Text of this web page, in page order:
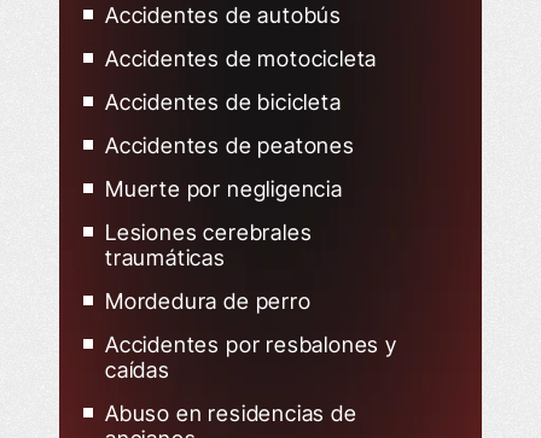
Accidentes de autobús
Accidentes de motocicleta
Accidentes de bicicleta
Accidentes de peatones
Muerte por negligencia
Lesiones cerebrales
traumáticas
Mordedura de perro
Accidentes por resbalones y
caídas
Abuso en residencias de